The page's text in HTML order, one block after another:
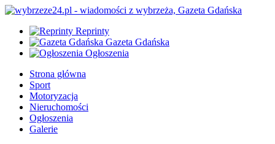
Reprinty
Gazeta Gdańska
Ogłoszenia
Strona główna
Sport
Motoryzacja
Nieruchomości
Ogłoszenia
Galerie